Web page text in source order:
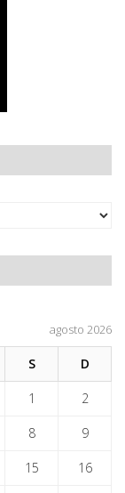
agosto 2026
S D
1 2
8 9
15 16